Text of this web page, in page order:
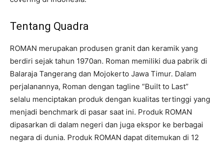
Tentang Quadra
ROMAN merupakan produsen granit dan keramik yang
berdiri sejak tahun 1970an. Roman memiliki dua pabrik di
Balaraja Tangerang dan Mojokerto Jawa Timur. Dalam
perjalanannya, Roman dengan tagline “Built to Last”
selalu menciptakan produk dengan kualitas tertinggi yang
menjadi benchmark di pasar saat ini. Produk ROMAN
dipasarkan di dalam negeri dan juga ekspor ke berbagai
negara di dunia. Produk ROMAN dapat ditemukan di 12